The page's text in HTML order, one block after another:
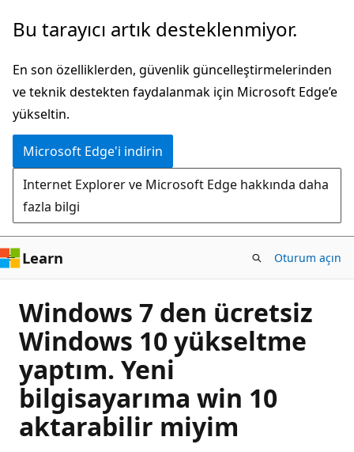
Ana
atla
Bu tarayıcı artık desteklenmiyor.
En son özelliklerden, güvenlik güncelleştirmelerinden
ve teknik destekten faydalanmak için Microsoft Edge’e
yükseltin.
Microsoft Edge'i indirin
Internet Explorer ve Microsoft Edge hakkında daha
fazla bilgi
Learn Oturum açın
Windows 7 den ücretsiz
Windows 10 yükseltme
yaptım. Yeni
bilgisayarıma win 10
aktarabilir miyim